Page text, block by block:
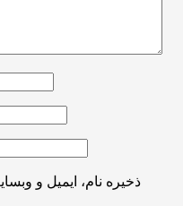
ذخیره نام، ایمیل و